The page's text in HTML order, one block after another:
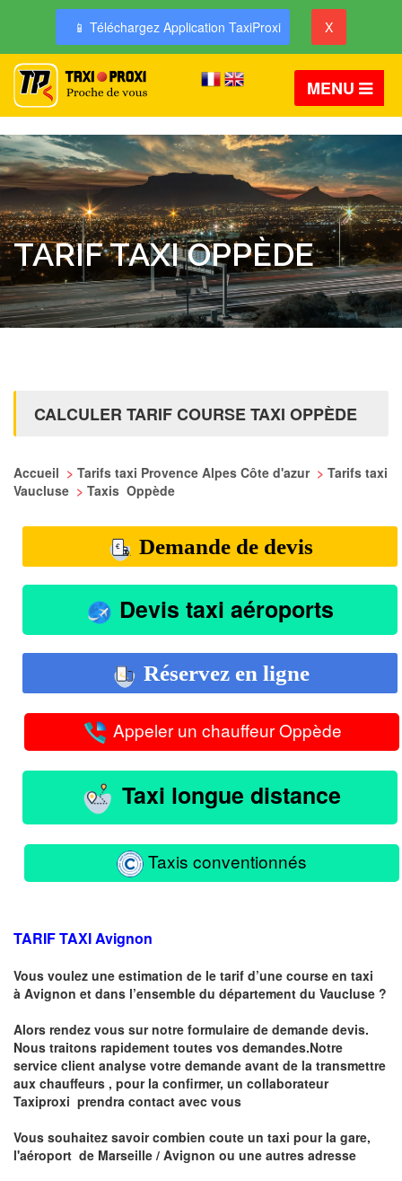
📱 Téléchargez Application TaxiProxi X
MENU
TARIF TAXI OPPÈDE
CALCULER TARIF COURSE TAXI OPPÈDE
Accueil > Tarifs taxi Provence Alpes Côte d'azur > Tarifs taxi
Vaucluse > Taxis Oppède
Demande de devis
Devis taxi aéroports
Réservez en ligne
Appeler un chauffeur Oppède
Taxi longue distance
Taxis conventionnés
TARIF TAXIAvignon
Vous voulez une estimation de le tarif d’une course en taxi
à Avignon et dans l’ensemble du département du Vaucluse ?
Alors rendez vous sur notre formulaire de demande devis.
Nous traitons rapidement toutes vos demandes.Notre
service client analyse votre demande avant de la transmettre
aux chauffeurs , pour la confirmer, un collaborateur
Taxiproxi prendra contact avec vous
Vous souhaitez savoir combien coute un taxi pour la gare,
l'aéroport de Marseille / Avignon ou une autres adresse